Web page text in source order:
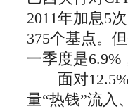
2011年加息5
375个基点。
一季度是6.9%
面对12.5%
量“热钱”流入